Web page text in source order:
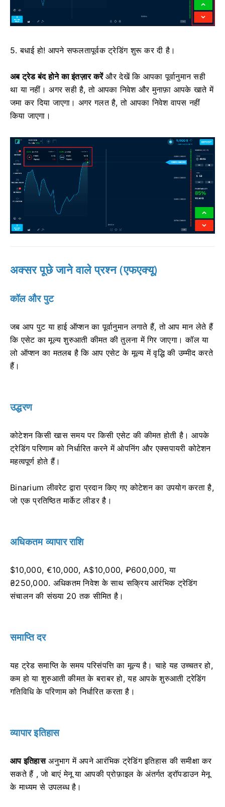
5. बधाई हो! आपने सफलतापूर्वक ट्रेडिंग शुरू कर दी है।
अब ट्रेड बंद होने का इंतज़ार करेंऔर देखें कि आपका पूर्वानुमान सही
था या नहीं। अगर सही है, तो आपका निवेश और मुनाफ़ा आपके खाते में
जमा कर दिया जाएगा। अगर गलत है, तो आपका निवेश वापस नहीं
किया जाएगा।
अक्सर पूछे जाने वाले प्रश्न (एफएक्यू)
कॉल और पुट
जब आप पुट या हाई ऑप्शन का पूर्वानुमान लगाते हैं, तो आप मान लेते हैं
कि एसेट का मूल्य शुरुआती कीमत की तुलना में गिर जाएगा। कॉल या
लो ऑप्शन का मतलब है कि आप एसेट के मूल्य में वृद्धि की उम्मीद करते
हैं।
उद्धरण
कोटेशन किसी खास समय पर किसी एसेट की कीमत होती है। आपके
ट्रेडिंग परिणाम को निर्धारित करने में ओपनिंग और एक्सपायरी कोटेशन
महत्वपूर्ण होते हैं।
Binarium लीवरेट द्वारा प्रदान किए गए कोटेशन का उपयोग करता है,
जो एक प्रतिष्ठित मार्केट लीडर है।
अधिकतम व्यापार राशि
$10,000, €10,000, A$10,000, ₽600,000, या
₴250,000. अधिकतम निवेश के साथ सक्रिय आरंभिक ट्रेडिंग
संचालन की संख्या 20 तक सीमित है।
समाप्ति दर
यह ट्रेड समाप्ति के समय परिसंपत्ति का मूल्य है। चाहे यह उच्चतर हो,
कम हो या शुरुआती कीमत के बराबर हो, यह आपके शुरुआती ट्रेडिंग
गतिविधि के परिणाम को निर्धारित करता है।
व्यापार इतिहास
आप इतिहासअनुभाग में अपने आरंभिक ट्रेडिंग इतिहास की समीक्षा कर
सकते हैं , जो बाएं मेनू या आपकी प्रोफ़ाइल के अंतर्गत ड्रॉपडाउन मेनू
के माध्यम से उपलब्ध है।